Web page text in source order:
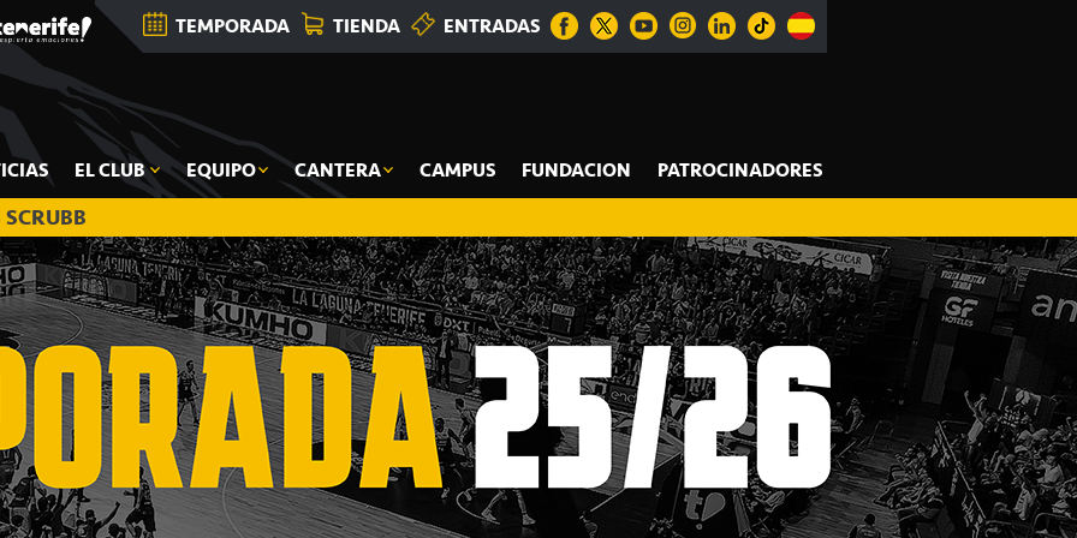
TEMPORADA TIENDA ENTRADAS
EL CLUB EQUIPO CANTERA CAMPUS FUNDACION PATROCINADORES